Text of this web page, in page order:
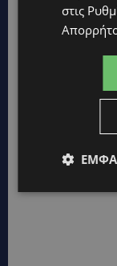
120
στις